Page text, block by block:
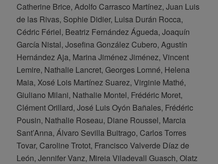
Catherine Brice, Adolfo Carrasco Martínez, Juan Luis
de las Rivas, Sophie Didier, Luisa Durán Rocca,
Cédric Fériel, Beatriz Fernández Águeda, Joaquín
García Nistal, Josefina González Cubero, Agustín
Hernández Aja, Marina Jiménez Jiménez, Vincent
Lemire, Nathalie Lancret, Georges Lomné, Helena
Maia, Xosé Lois Martínez Suarez, Virginie Mathé,
Giuliano Milani, Nathalie Montel, Frédéric Moret,
Clément Orillard, José Luis Oyón Bañales, Frédéric
Pousin, Nathalie Roseau, Diane Roussel, Marcia
Sant’Anna, Álvaro Sevilla Buitrago, Carlos Torres
Tovar, Caroline Trotot, Francisco Valverde Díaz de
León, Jennifer Vanz, Mireia Viladevall Guasch, Olatz